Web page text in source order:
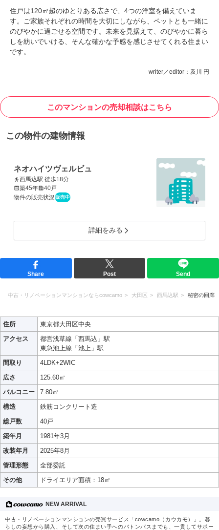
住戸は120㎡超のゆとりある広さで、4つの洋室を備えていま
す。ご家族それぞれの時間を大切にしながら、ペットとも一緒に
のびやかに過ごせる空間です。未来を見据えて、のびやかに暮ら
しを紡いでいける、そんな確かな予感を感じさせてくれる住まい
です。
writer／editor：及川 円
このマンションの売却相談はこちら
この物件の建物情報
ネオハイツヴェルビュ
西馬込駅 徒歩18分
築45年
40戸
物件の販売状況 販売中
詳細をみる
Share Post Send
中古・リノベーションマンションならcowcamo 大田区 西馬込駅 秘密の回廊
住所
東京都大田区中央
アクセス
都営浅草線「西馬込」駅
東急池上線「池上」駅
間取り
4LDK+2WIC
広さ
125.60㎡
バルコニー
7.80㎡
構造
鉄筋コンクリート造
総戸数
40戸
築年月
1981年3月
改装年月
2025年8月
管理形態
全部委託
その他
ドライエリア面積：18㎡
NEW ARRIVAL
中古・リノベーションマンションの売買サービス「cowcamo（カウカモ）」。暮
らしの妄想から購入、そして次の住まい手へのバトンパスまでも、一貫してサポー